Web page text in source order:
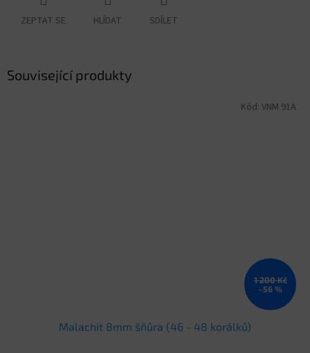
ZEPTAT SE HLÍDAT SDÍLET
Související produkty
1 200 Kč
–56 %
Malachit 8mm šňůra (46 - 48 korálků)
Kód: VNM 91A